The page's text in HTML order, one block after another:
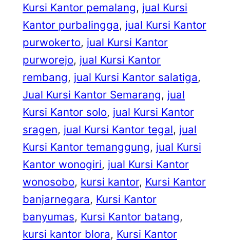
Kursi Kantor pemalang, jual Kursi
Kantor purbalingga, jual Kursi Kantor
purwokerto, jual Kursi Kantor
purworejo, jual Kursi Kantor
rembang, jual Kursi Kantor salatiga
Jual Kursi Kantor Semarang, jual
Kursi Kantor solo, jual Kursi Kantor
sragen, jual Kursi Kantor tegal, jual
Kursi Kantor temanggung, jual Kursi
Kantor wonogiri, jual Kursi Kantor
wonosobo, kursi kantor, Kursi Kantor
banjarnegara, Kursi Kantor
banyumas, Kursi Kantor batang
kursi kantor blora, Kursi Kantor